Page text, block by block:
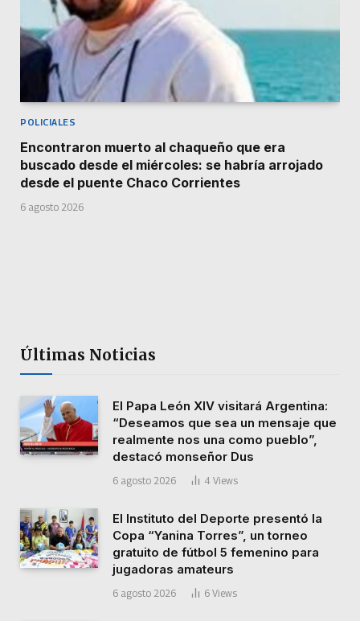
POLICIALES
Encontraron muerto al chaqueño que era
buscado desde el miércoles: se habría arrojado
desde el puente Chaco Corrientes
6 agosto 2026
Últimas Noticias
El Papa León XIV visitará Argentina:
“Deseamos que sea un mensaje que
realmente nos una como pueblo”,
destacó monseñor Dus
6 agosto 2026 4 Views
El Instituto del Deporte presentó la
Copa “Yanina Torres”, un torneo
gratuito de fútbol 5 femenino para
jugadoras amateurs
6 agosto 2026 6 Views